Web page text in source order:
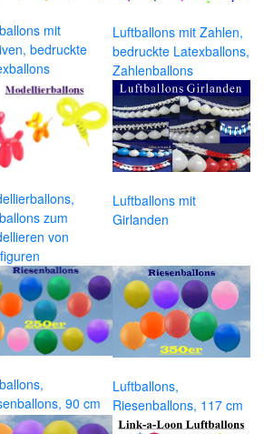
mit
bedruckte
Luftballons mit Zahlen,
bedruckte Latexballons,
Zahlenballons
zum
von
Luftballons mit
Girlanden
90 cm
Luftballons,
Riesenballons, 117 cm